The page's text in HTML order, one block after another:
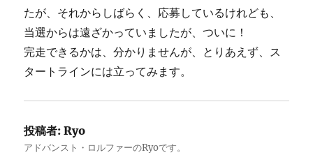
たが、それからしばらく、応募しているけれども、
当選からは遠ざかっていましたが、ついに！
完走できるかは、分かりませんが、とりあえず、ス
タートラインには立ってみます。
投稿者: Ryo
アドバンスト・ロルファーのRyoです。